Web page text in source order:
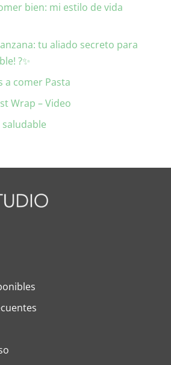
bien: mi estilo de vida
tu aliado secreto para
?✨
a comer Pasta
Wrap – Video
saludable